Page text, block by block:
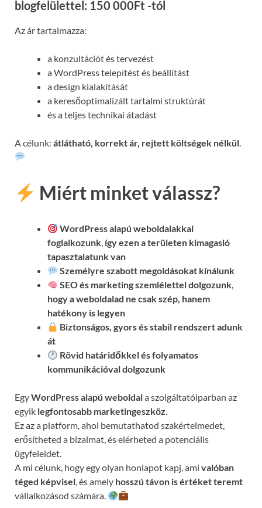
blogfelülettel: 150 000Ft -tól
Az ár tartalmazza:
a konzultációt és tervezést
a WordPress telepítést és beállítást
a design kialakítását
a keresőoptimalizált tartalmi struktúrát
és a teljes technikai átadást
A célunk: átlátható, korrekt ár, rejtett költségek nélkül
Miért minket válassz?
WordPress alapú weboldalakkal
foglalkozunk, így ezen a területen kimagasló
tapasztalatunk van
Személyre szabott megoldásokat kínálunk
SEO és marketing szemlélettel dolgozunk,
hogy a weboldalad ne csak szép, hanem
hatékony is legyen
Biztonságos, gyors és stabil rendszert adunk
át
Rövid határidőkkel és folyamatos
kommunikációvaldolgozunk
EgyWordPress alapú weboldala szolgáltatóiparban az
egyik legfontosabb marketingeszköz.
Ez az a platform, ahol bemutathatod szakértelmedet,
erősítheted a bizalmat, és elérheted a potenciális
ügyfeleidet.
A mi célunk, hogy egy olyan honlapot kapj, ami valóban
téged képvisel, és amely hosszú távon is értéket teremt
vállalkozásod számára.